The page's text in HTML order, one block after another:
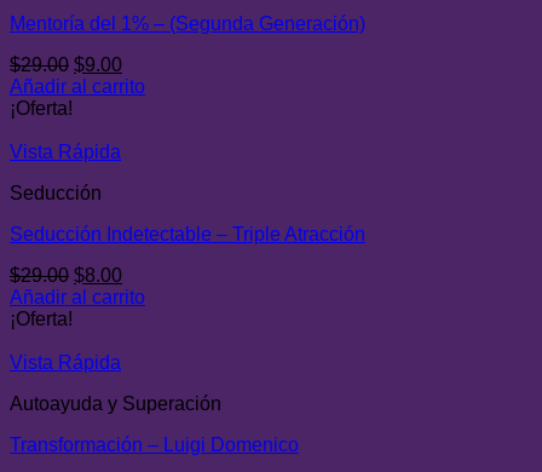
Mentoría del 1% – (Segunda Generación)
$29.00 El
precio
$29.00.
$9.00El
precio
Añadir al carrito
¡Oferta!
Vista Rápida
Seducción
Seducción Indetectable – Triple Atracción
$29.00 El
precio
$29.00.
$8.00El
precio
Añadir al carrito
¡Oferta!
Vista Rápida
Autoayuda y Superación
Transformación – Luigi Domenico